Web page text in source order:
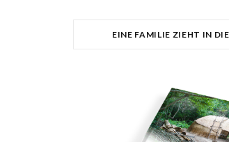
EINE FAMILIE ZIEHT IN